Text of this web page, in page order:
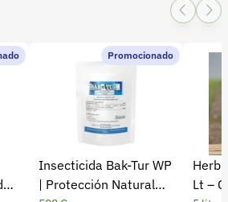
de suelo
Star
0 %
Promocionado
Insecticida Bak-Tur WP
| Protección Natural
Lt –